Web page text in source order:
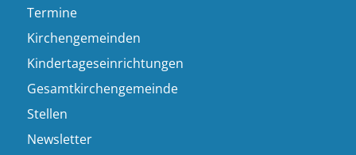
Termine
Kirchengemeinden
Kindertageseinrichtungen
Gesamtkirchengemeinde
Stellen
Newsletter